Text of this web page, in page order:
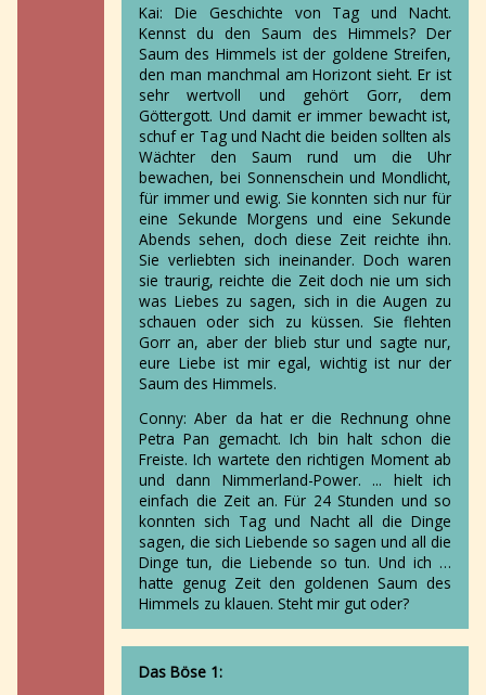
Kai: Die Geschichte von Tag und Nacht.
Kennst du den Saum des Himmels? Der
Saum des Himmels ist der goldene Streifen,
den man manchmal am Horizont sieht. Er ist
sehr wertvoll und gehört Gorr, dem
Göttergott. Und damit er immer bewacht ist,
schuf er Tag und Nacht die beiden sollten als
Wächter den Saum rund um die Uhr
bewachen, bei Sonnenschein und Mondlicht,
für immer und ewig. Sie konnten sich nur für
eine Sekunde Morgens und eine Sekunde
Abends sehen, doch diese Zeit reichte ihn.
Sie verliebten sich ineinander. Doch waren
sie traurig, reichte die Zeit doch nie um sich
was Liebes zu sagen, sich in die Augen zu
schauen oder sich zu küssen. Sie flehten
Gorr an, aber der blieb stur und sagte nur,
eure Liebe ist mir egal, wichtig ist nur der
Saum des Himmels.
Conny:Aber da hat er die Rechnung ohne
Petra Pan gemacht. Ich bin halt schon die
Freiste. Ich wartete den richtigen Moment ab
und dann Nimmerland-Power. ... hielt ich
einfach die Zeit an. Für 24 Stunden und so
konnten sich Tag und Nacht all die Dinge
sagen, die sich Liebende so sagen und all die
Dinge tun, die Liebende so tun. Und ich …
hatte genug Zeit den goldenen Saum des
Himmels zu klauen. Steht mir gut oder?
Das Böse 1: